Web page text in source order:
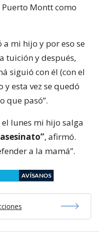
Montt como
a mi hijo y por eso se
tuición y después,
siguió con él (con el
y esta vez se quedó
que pasó”.
lunes mi hijo salga
, afirmó.
a la mamá”.
AVÍSANOS